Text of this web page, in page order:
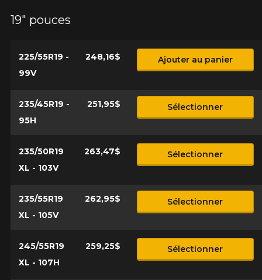
19" pouces
225/55R19 -
99V
248,16$ Ajouter au panier
235/45R19 -
95H
251,95$ Sélectionner
235/50R19
XL - 103V
263,47$ Sélectionner
235/55R19
XL - 105V
262,95$ Sélectionner
245/55R19
XL - 107H
259,25$ Sélectionner